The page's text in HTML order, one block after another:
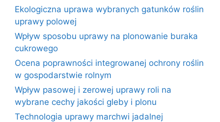
Ekologiczna uprawa wybranych gatunków roślin
uprawy polowej
Wpływ sposobu uprawy na plonowanie buraka
cukrowego
Ocena poprawności integrowanej ochrony roślin
w gospodarstwie rolnym
Wpływ pasowej i zerowej uprawy roli na
wybrane cechy jakości gleby i plonu
Technologia uprawy marchwi jadalnej